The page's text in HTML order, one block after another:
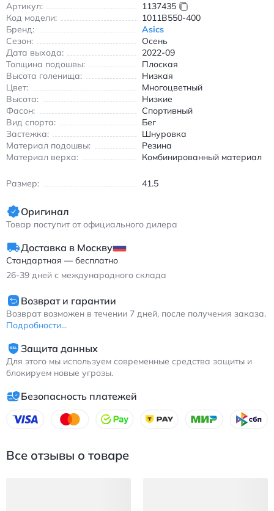
EVA добавляет упругости и снижает общий вес обуви.
Протектор из резины с глубоким рисунком гарантирует
отличное сцепление на различных поверхностях — от
асфальта до беговых дорожек. Эти кроссовки идеально
подходят для повседневной носки и занятий бегом в
прохладное время года. Сезонная направленность — осень,
что подтверждается их конструкцией с умеренной защитой от
влаги. Сине-белая расцветка выглядит стильно и легко
вписывается в любой повседневный образ. Модель Gel-
Venture 6 от Asics — это сочетание спортивных технологий и
эстетики, которое оценят как любители активного отдыха, так
и те, кто ищет удобную обувь для города. - Амортизирующая
система P-GEL для комфорта при беге - Износостойкая
Воздухопроницаемый верх из сетки и синтетики -
Асикс Гел Вентюр 6 мужские кроссовки для бега сине-белые
с амортизацией P-GEL и износостойкой подошвой.
Артикул:
1137435
Код модели:
1011B550-400
Бренд:
Asics
Сезон:
Осень
Дата выхода:
2022-09
Толщина подошвы:
Плоская
Высота голенища:
Низкая
Цвет:
Многоцветный
Высота:
Низкие
Фасон:
Спортивный
Вид спорта:
Бег
Застежка:
Шнуровка
Материал подошвы:
Резина
Материал верха:
Комбинированный материал
Размер: 41.5
Оригинал
Товар поступит от официального дилера
Доставка в Москву
Стандартная — бесплатно
26-39 дней с международного склада
Возврат и гарантии
Возврат возможен в течении 7 дней, после получения заказа.
Подробности...
Защита данных
Для этого мы используем современные средства защиты и
блокируем новые угрозы.
Безопасность платежей
Все отзывы о товаре